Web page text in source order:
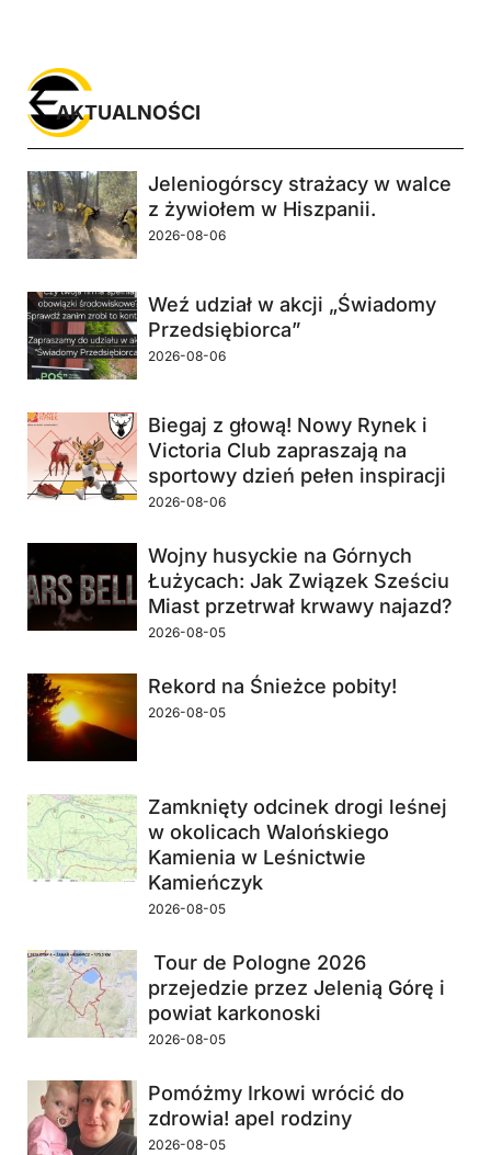
Jeleniogórscy strażacy w walce
z żywiołem w Hiszpanii.
2026-08-06
Weź udział w akcji „Świadomy
Przedsiębiorca”
2026-08-06
Biegaj z głową! Nowy Rynek i
Victoria Club zapraszają na
sportowy dzień pełen inspiracji
2026-08-06
Wojny husyckie na Górnych
Łużycach: Jak Związek Sześciu
Miast przetrwał krwawy najazd?
2026-08-05
Rekord na Śnieżce pobity!
2026-08-05
Zamknięty odcinek drogi leśnej
w okolicach Walońskiego
Kamienia w Leśnictwie
Kamieńczyk
2026-08-05
Tour de Pologne 2026
przejedzie przez Jelenią Górę i
powiat karkonoski
2026-08-05
Pomóżmy Irkowi wrócić do
zdrowia! apel rodziny
2026-08-05
AKTUALNOŚCI